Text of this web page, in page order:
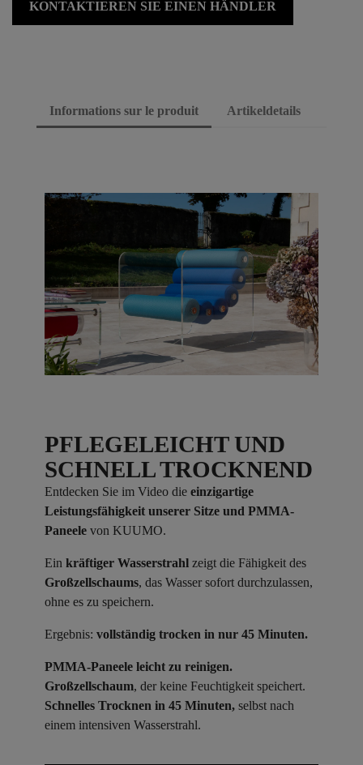
KONTAKTIEREN SIE EINEN HÄNDLER
Informations sur le produit Artikeldetails
PFLEGELEICHT UND
SCHNELL TROCKNEND
Entdecken Sie im Video die einzigartige
Leistungsfähigkeit unserer Sitze und PMMA-
Paneele von KUUMO.
Ein kräftiger Wasserstrahl zeigt die Fähigkeit des
Großzellschaums, das Wasser sofort durchzulassen,
ohne es zu speichern.
Ergebnis: vollständig trocken in nur 45 Minuten.
PMMA-Paneele leicht zu reinigen.
Großzellschaum, der keine Feuchtigkeit speichert.
Schnelles Trocknen in 45 Minuten, selbst nach
einem intensiven Wasserstrahl.